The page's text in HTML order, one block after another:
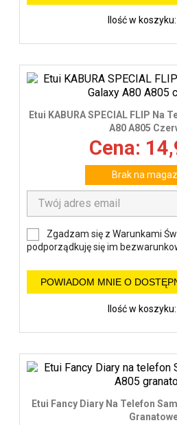
Ilość w
Etui KABURA SPECIAL FLIP Na
A80 A805
Cena:
Brak na
Zgadzam się z Warunkami
podporządkuję się im
POWIADOM MNIE O
Ilość w
Etui Fancy Diary Na Telefon